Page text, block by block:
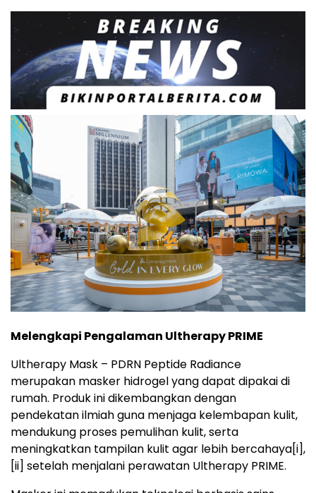
Melengkapi Pengalaman Ultherapy PRIME
Ultherapy Mask – PDRN Peptide Radiance
merupakan masker hidrogel yang dapat dipakai di
rumah. Produk ini dikembangkan dengan
pendekatan ilmiah guna menjaga kelembapan kulit,
mendukung proses pemulihan kulit, serta
meningkatkan tampilan kulit agar lebih bercahaya[i],
[ii] setelah menjalani perawatan Ultherapy PRIME.